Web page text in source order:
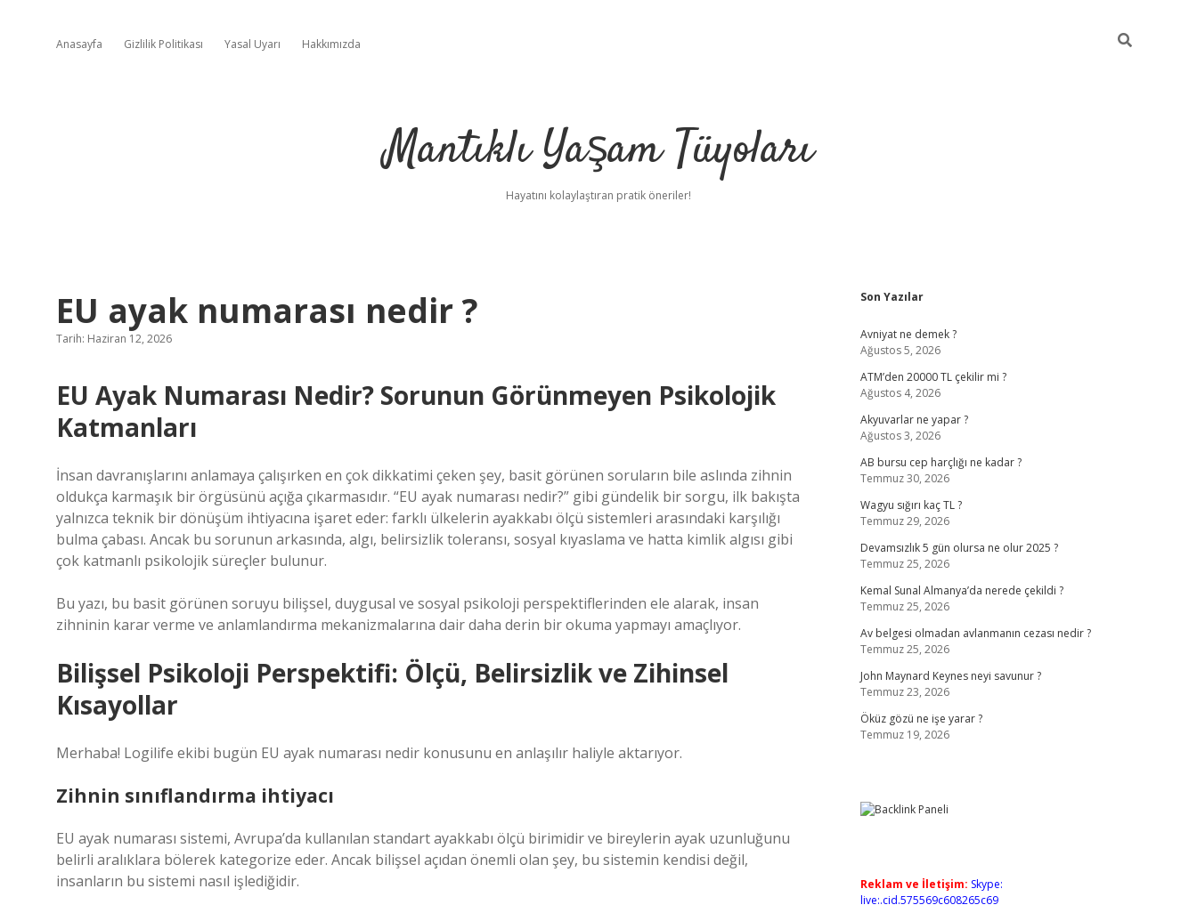
Anasayfa Gizlilik Politikası Yasal Uyarı Hakkımızda
Mantıklı Yaşam Tüyoları
Hayatını kolaylaştıran pratik öneriler!
EU ayak numarası nedir ?
Tarih: Haziran 12, 2026
EU Ayak Numarası Nedir? Sorunun Görünmeyen Psikolojik
Katmanları
İnsan davranışlarını anlamaya çalışırken en çok dikkatimi çeken şey, basit görünen soruların bile aslında zihnin
oldukça karmaşık bir örgüsünü açığa çıkarmasıdır. “EU ayak numarası nedir?” gibi gündelik bir sorgu, ilk bakışta
yalnızca teknik bir dönüşüm ihtiyacına işaret eder: farklı ülkelerin ayakkabı ölçü sistemleri arasındaki karşılığı
bulma çabası. Ancak bu sorunun arkasında, algı, belirsizlik toleransı, sosyal kıyaslama ve hatta kimlik algısı gibi
çok katmanlı psikolojik süreçler bulunur.
Bu yazı, bu basit görünen soruyu bilişsel, duygusal ve sosyal psikoloji perspektiflerinden ele alarak, insan
zihninin karar verme ve anlamlandırma mekanizmalarına dair daha derin bir okuma yapmayı amaçlıyor.
Bilişsel Psikoloji Perspektifi: Ölçü, Belirsizlik ve Zihinsel
Kısayollar
Merhaba! Logilife ekibi bugün EU ayak numarası nedir konusunu en anlaşılır haliyle aktarıyor.
Zihnin sınıflandırma ihtiyacı
EU ayak numarası sistemi, Avrupa’da kullanılan standart ayakkabı ölçü birimidir ve bireylerin ayak uzunluğunu
belirli aralıklara bölerek kategorize eder. Ancak bilişsel açıdan önemli olan şey, bu sistemin kendisi değil,
insanların bu sistemi nasıl işlediğidir.
Sidebar
Son Yazılar
Avniyat ne demek ?
Ağustos 5, 2026
ATM’den 20000 TL çekilir mi ?
Ağustos 4, 2026
Akyuvarlar ne yapar ?
Ağustos 3, 2026
AB bursu cep harçlığı ne kadar ?
Temmuz 30, 2026
Wagyu sığırı kaç TL ?
Temmuz 29, 2026
Devamsızlık 5 gün olursa ne olur 2025 ?
Temmuz 25, 2026
Kemal Sunal Almanya’da nerede çekildi ?
Temmuz 25, 2026
Av belgesi olmadan avlanmanın cezası nedir ?
Temmuz 25, 2026
John Maynard Keynes neyi savunur ?
Temmuz 23, 2026
Öküz gözü ne işe yarar ?
Temmuz 19, 2026
Reklam ve İletişim: Skype:
live:.cid.575569c608265c69
hiltonbet yeni giriş